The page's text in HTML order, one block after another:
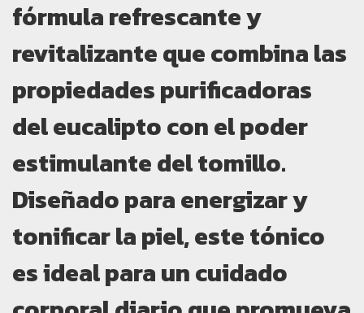
fórmula refrescante y
revitalizante que combina las
propiedades purificadoras
del eucalipto con el poder
estimulante del tomillo.
Diseñado para energizar y
tonificar la piel, este tónico
es ideal para un cuidado